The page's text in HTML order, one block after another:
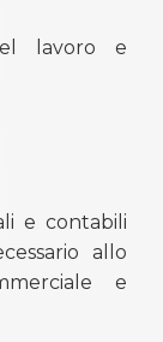
lavoro e
e contabili
allo
e